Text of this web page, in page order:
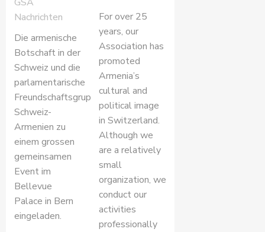
Nachrichten
Die armenische
Botschaft in der
Schweiz und die
parlamentarische
Freundschaftsgruppe
Schweiz-
Armenien zu
einem grossen
gemeinsamen
Event im
Bellevue
Palace in Bern
eingeladen.
For over 25
years, our
Association has
promoted
Armenia’s
cultural and
political image
in Switzerland.
Although we
are a relatively
small
organization, we
conduct our
activities
professionally